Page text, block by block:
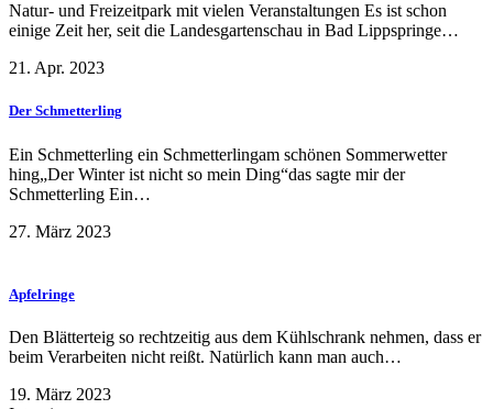
Natur- und Freizeitpark mit vielen Veranstaltungen Es ist schon
einige Zeit her, seit die Landesgartenschau in Bad Lippspringe…
21. Apr. 2023
Der Schmetterling
Ein Schmetterling ein Schmetterlingam schönen Sommerwetter
hing„Der Winter ist nicht so mein Ding“das sagte mir der
Schmetterling Ein…
27. März 2023
Apfelringe
Den Blätterteig so rechtzeitig aus dem Kühlschrank nehmen, dass er
beim Verarbeiten nicht reißt. Natürlich kann man auch…
19. März 2023